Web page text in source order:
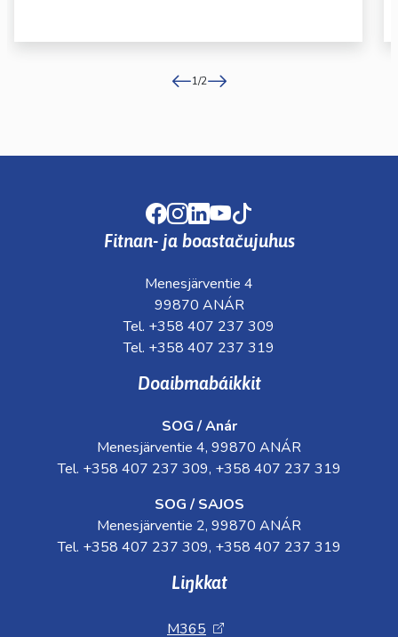
1/2
Facebook
Instagram
LinkedIn
Youtube
Fitnan- ja boastačujuhus
Menesjärventie 4
99870 ANÁR
Tel. +358 407 237 309
Tel. +358 407 237 319
Doaibmabáikkit
SOG / Anár
Menesjärventie 4, 99870 ANÁR
Tel. +358 407 237 309, +358 407 237 319
SOG / SAJOS
Menesjärventie 2, 99870 ANÁR
Tel. +358 407 237 309, +358 407 237 319
Liŋkkat
M365